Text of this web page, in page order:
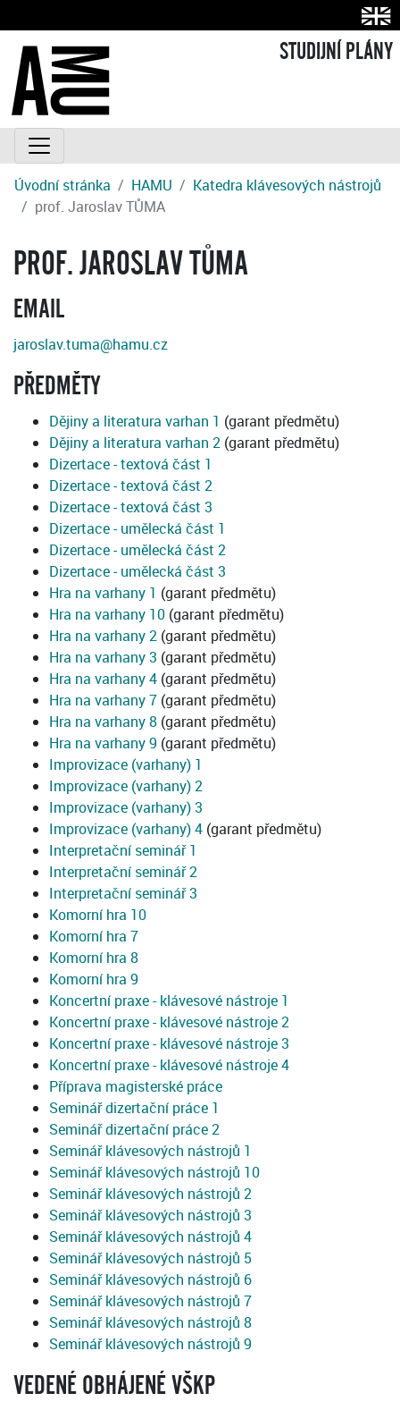
STUDIJNÍ PLÁNY
Úvodní stránka HAMU
Katedra klávesových nástrojů
prof. Jaroslav TŮMA
PROF. JAROSLAV TŮMA
EMAIL
jaroslav.tuma@hamu.cz
PŘEDMĚTY
Dějiny a literatura varhan 1 (garant předmětu)
Dějiny a literatura varhan 2 (garant předmětu)
Dizertace - textová část 1
Dizertace - textová část 2
Dizertace - textová část 3
Dizertace - umělecká část 1
Dizertace - umělecká část 2
Dizertace - umělecká část 3
Hra na varhany 1 (garant předmětu)
Hra na varhany 10 (garant předmětu)
Hra na varhany 2 (garant předmětu)
Hra na varhany 3 (garant předmětu)
Hra na varhany 4 (garant předmětu)
Hra na varhany 7 (garant předmětu)
Hra na varhany 8 (garant předmětu)
Hra na varhany 9 (garant předmětu)
Improvizace (varhany) 1
Improvizace (varhany) 2
Improvizace (varhany) 3
Improvizace (varhany) 4 (garant předmětu)
Interpretační seminář 1
Interpretační seminář 2
Interpretační seminář 3
Komorní hra 10
Komorní hra 7
Komorní hra 8
Komorní hra 9
Koncertní praxe - klávesové nástroje 1
Koncertní praxe - klávesové nástroje 2
Koncertní praxe - klávesové nástroje 3
Koncertní praxe - klávesové nástroje 4
Příprava magisterské práce
Seminář dizertační práce 1
Seminář dizertační práce 2
Seminář klávesových nástrojů 1
Seminář klávesových nástrojů 10
Seminář klávesových nástrojů 2
Seminář klávesových nástrojů 3
Seminář klávesových nástrojů 4
Seminář klávesových nástrojů 5
Seminář klávesových nástrojů 6
Seminář klávesových nástrojů 7
Seminář klávesových nástrojů 8
Seminář klávesových nástrojů 9
VEDENÉ OBHÁJENÉ VŠKP